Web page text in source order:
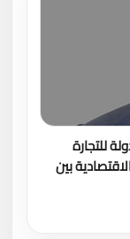
للتجارة
بين